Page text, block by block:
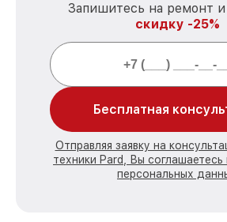
Запишитесь на ремонт и
скидку -25%
Бесплатная
Отправляя заявку на
техники Pard, Вы
персональных